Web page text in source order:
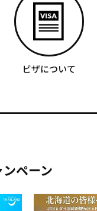
ビザについて
ペーン